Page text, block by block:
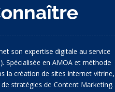
son expertise digitale au service
Spécialisée en AMOA et méthode
la création de sites internet vitrine,
stratégies de Content Marketing.